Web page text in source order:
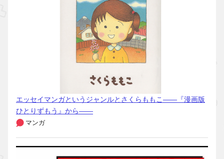
エッセイマンガというジャンルとさくらももこ――『漫画版
ひとりずもう』から――
マンガ